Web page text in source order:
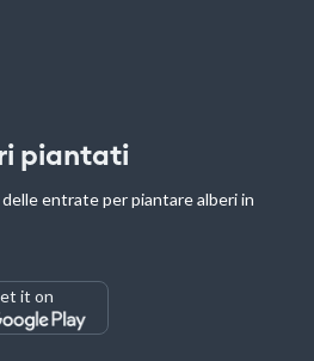
piantati
entrate per piantare alberi in
it on